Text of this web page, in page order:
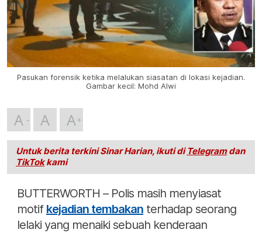
Pasukan forensik ketika melalukan siasatan di lokasi kejadian.
Gambar kecil: Mohd Alwi
A A A
Untuk berita terkini Sinar Harian, ikuti di Telegramdan
TikTokkami
BUTTERWORTH – Polis masih menyiasat
motif kejadian tembakan terhadap seorang
lelaki yang menaiki sebuah kenderaan